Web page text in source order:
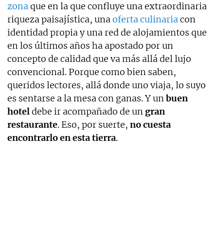
zonaque en la que confluye una extraordinaria
riqueza paisajística, unaoferta culinariacon
identidad propia y una red de alojamientos que
en los últimos años ha apostado por un
concepto de calidad que va más allá del lujo
convencional. Porque como bien saben,
queridos lectores, allá donde uno viaja, lo suyo
es sentarse a la mesa con ganas. Y unbuen
hoteldebe ir acompañado de un gran
restaurante. Eso, por suerte, no cuesta
encontrarlo en esta tierra.